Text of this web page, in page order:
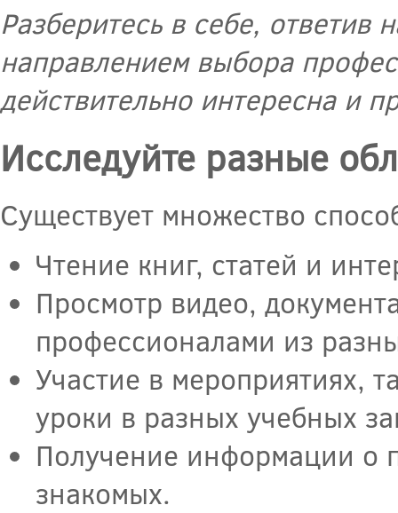
Разберитесь в себе,
направлением выбора
действительно интересна и
Исследуйте разные
Существует множество
Чтение книг, статей и
Просмотр видео,
профессионалами из
Участие в мероприятиях,
уроки в разных учебных
Получение информации о
знакомых.